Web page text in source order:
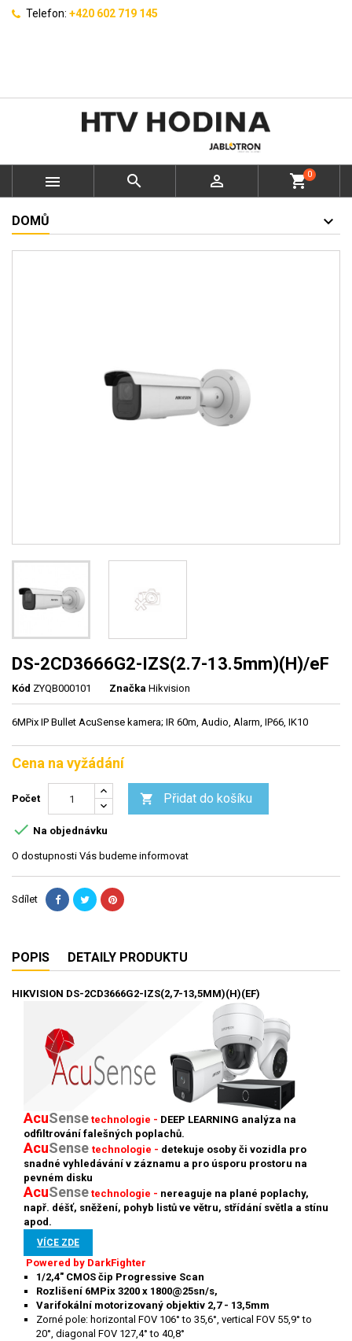
Telefon: +420 602 719 145
   shopping_cart0
DOMŮ
DS-2CD3666G2-IZS(2.7-13.5mm)(H)/eF
Kód ZYQB000101 Značka Hikvision
6MPix IP Bullet AcuSense kamera; IR 60m, Audio, Alarm, IP66, IK10
Cena na vyžádání
Počet  Přidat do košíku
 Na objednávku
O dostupnosti Vás budeme informovat
Sdílet
POPIS DETAILY PRODUKTU
HIKVISION DS-2CD3666G2-IZS(2,7-13,5MM)(H)(EF)
AcuSense technologie - DEEP LEARNING analýza na
odfiltrování falešných poplachů.
AcuSense technologie - detekuje osoby či vozidla pro
snadné vyhledávání v záznamu a pro úsporu prostoru na
pevném disku
AcuSense technologie - nereaguje na plané poplachy,
např. déšť, sněžení, pohyb listů ve větru, střídání světla a stínu
apod.
VÍCE ZDE
Powered by DarkFighter
1/2,4" CMOS čip Progressive Scan
Rozlišení 6MPix 3200 x 1800@25sn/s,
Varifokální motorizovaný objektiv 2,7 - 13,5mm
Zorné pole: horizontal FOV 106° to 35,6°, vertical FOV 55,9° to
20°, diagonal FOV 127,4° to 40,8°